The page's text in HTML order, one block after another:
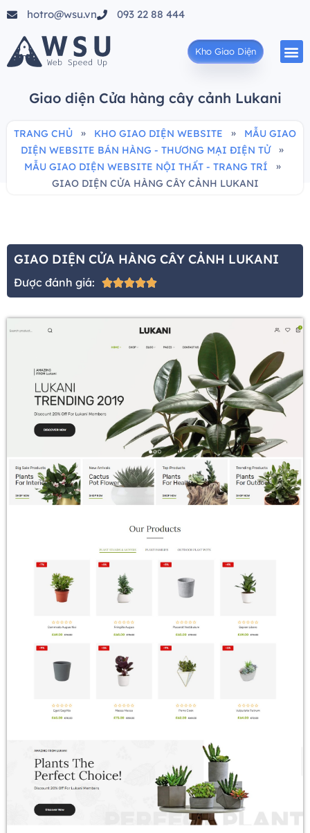
hotro@wsu.vn 093 22 88 444
Kho Giao Diện
Giao diện Cửa hàng cây cảnh Lukani
TRANG CHỦ » KHO GIAO DIỆN WEBSITE »
MẪU GIAO
DIỆN WEBSITE BÁN HÀNG - THƯƠNG MẠI ĐIỆN TỬ
»
MẪU GIAO DIỆN WEBSITE NỘI THẤT - TRANG TRÍ
»
GIAO DIỆN CỬA HÀNG CÂY CẢNH LUKANI
GIAO DIỆN CỬA HÀNG CÂY CẢNH LUKANI
Được đánh giá: 